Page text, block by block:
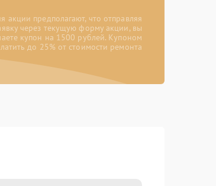
акции предполагают, что отправляя
через текущую форму акции, вы
купон на 1500 рублей. Купоном
до 25% от стоимости ремонта